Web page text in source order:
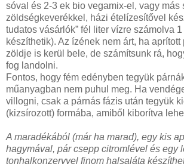
sóval és 2-3 ek bio vegamix-el, vagy más
zöldségkeverékkel, házi ételízesítővel
tudatos vásárlók” fél liter vízre számolva
készíthetik). Az ízének nem árt, ha
zöldje is kerül bele, de számítsunk rá,
fog landolni.
Fontos, hogy fém edényben tegyük
műanyagban nem puhul meg. Ha
villogni, csak a párnás fázis után tegyük
(kizsírozott) formába, amiből kiborítva
A maradékából (már ha marad), egy kis
hagymával, pár csepp citromlével és egy
tonhalkonzervvel finom halsaláta